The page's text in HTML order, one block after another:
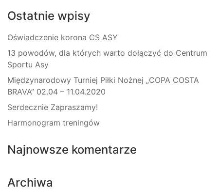
Ostatnie wpisy
Oświadczenie korona CS ASY
13 powodów, dla których warto dołączyć do Centrum
Sportu Asy
Międzynarodowy Turniej Piłki Nożnej „COPA COSTA
BRAVA” 02.04 – 11.04.2020
Serdecznie Zapraszamy!
Harmonogram treningów
Najnowsze komentarze
Archiwa